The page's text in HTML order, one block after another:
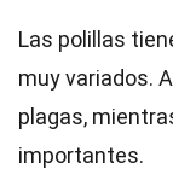
Las polillas
muy variados.
plagas,
importantes.